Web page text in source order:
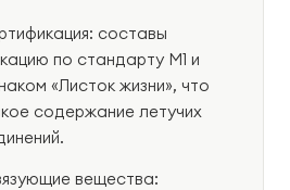
составы
по стандарту M1 и
«Листок жизни», что
содержание летучих
вещества: